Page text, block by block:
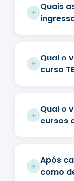
Quais
Qual o
curso
Qual o
cursos
Após
como